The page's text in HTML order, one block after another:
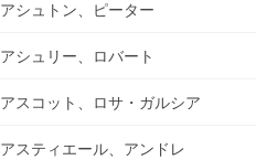
アシュトン、ピーター
アシュリー、ロバート
アスコット、ロサ・ガルシア
アスティエール、アンドレ